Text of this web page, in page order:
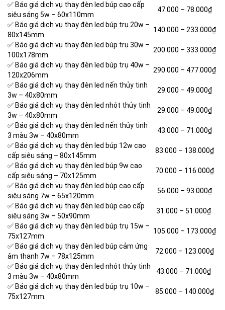
✅ Báo giá dịch vụ thay đèn led búp cao cấp
siêu sáng 5w – 60x110mm
47.000 – 78.000₫
✅ Báo giá dịch vụ thay đèn led búp trụ 20w –
80x145mm
140.000 – 233.000₫
✅ Báo giá dịch vụ thay đèn led búp trụ 30w –
100x178mm
200.000 – 333.000₫
✅ Báo giá dịch vụ thay đèn led búp trụ 40w –
120x206mm
290.000 – 477.000₫
✅ Báo giá dịch vụ thay đèn led nến thủy tinh
3w – 40x80mm
29.000 – 49.000₫
✅ Báo giá dịch vụ thay đèn led nhót thủy tinh
3w – 40x80mm
29.000 – 49.000₫
✅ Báo giá dịch vụ thay đèn led nến thủy tinh
3 màu 3w – 40x80mm
43.000 – 71.000₫
✅ Báo giá dịch vụ thay đèn led búp 12w cao
cấp siêu sáng – 80x145mm
83.000 – 138.000₫
✅ Báo giá dịch vụ thay đèn led búp 9w cao
cấp siêu sáng – 70x125mm
70.000 – 116.000₫
✅ Báo giá dịch vụ thay đèn led búp cao cấp
siêu sáng 7w – 65x120mm
56.000 – 93.000₫
✅ Báo giá dịch vụ thay đèn led búp cao cấp
siêu sáng 3w – 50x90mm
31.000 – 51.000₫
✅ Báo giá dịch vụ thay đèn led búp trụ 15w –
75x127mm
105.000 – 173.000₫
✅ Báo giá dịch vụ thay đèn led búp cảm ứng
âm thanh 7w – 78x125mm
72.000 – 123.000₫
✅ Báo giá dịch vụ thay đèn led nhót thủy tinh
3 màu 3w – 40x80mm
43.000 – 71.000₫
✅ Báo giá dịch vụ thay đèn led búp trụ 10w –
75x127mm.
85.000 – 140.000₫